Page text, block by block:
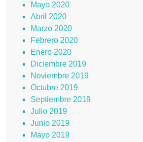
Mayo 2020
Abril 2020
Marzo 2020
Febrero 2020
Enero 2020
Diciembre 2019
Noviembre 2019
Octubre 2019
Septiembre 2019
Julio 2019
Junio 2019
Mayo 2019